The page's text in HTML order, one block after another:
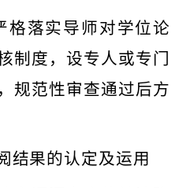
格落实导师对学位论
制度，设专人或专门
规范性审查通过后方
结果的认定及运用